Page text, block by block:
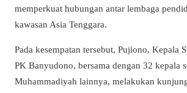
memperkuat hubungan antar lembaga
kawasan Asia Tenggara.
Pada kesempatan tersebut, Pujiono, Kepala
PK Banyudono, bersama dengan 32 kepala
Muhammadiyah lainnya, melakukan